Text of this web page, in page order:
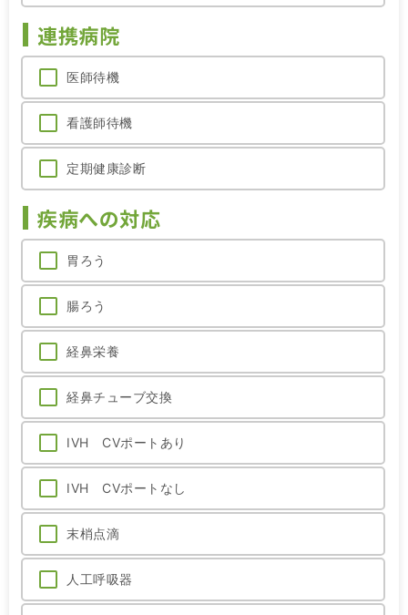
連携病院
医師待機
看護師待機
定期健康診断
疾病への対応
胃ろう
腸ろう
経鼻栄養
経鼻チューブ交換
IVH CVポートあり
IVH CVポートなし
末梢点滴
人工呼吸器